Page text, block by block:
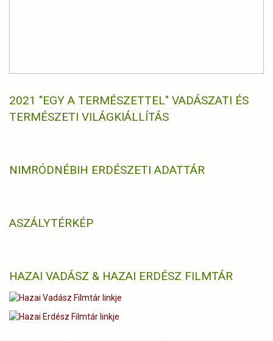
2021 "EGY A TERMÉSZETTEL" VADÁSZATI ÉS
TERMÉSZETI VILÁGKIÁLLÍTÁS
NIMRÓDNÉBIH ERDÉSZETI ADATTÁR
ASZÁLYTÉRKÉP
HAZAI VADÁSZ & HAZAI ERDÉSZ FILMTÁR